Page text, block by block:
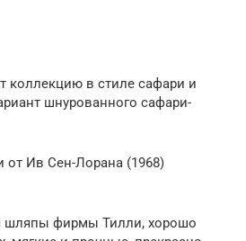
коллекцию в стиле сафари и
шнурованного сафари-
от Ив Сен-Лорана (1968)
шляпы фирмы Тилли, хорошо